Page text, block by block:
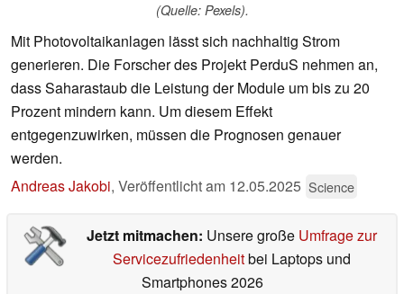
(Quelle: Pexels).
Mit Photovoltaikanlagen lässt sich nachhaltig Strom
generieren. Die Forscher des Projekt PerduS nehmen an,
dass Saharastaub die Leistung der Module um bis zu 20
Prozent mindern kann. Um diesem Effekt
entgegenzuwirken, müssen die Prognosen genauer
werden.
Andreas Jakobi, Veröffentlicht am 12.05.2025 Science
Jetzt mitmachen: Unsere große Umfrage zur
Servicezufriedenheitbei Laptops und
Smartphones 2026